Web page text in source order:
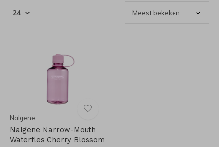
Nalgene
Nalgene Narrow-Mouth
Waterfles Cherry Blossom